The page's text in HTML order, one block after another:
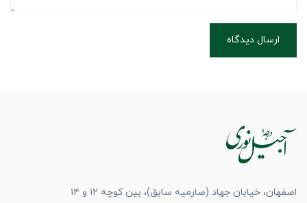
ارسال دیدگاه
اصفهان، خیابان جهاد (صارمیه سابق)، بین کوچه ۱۲ و ۱۴